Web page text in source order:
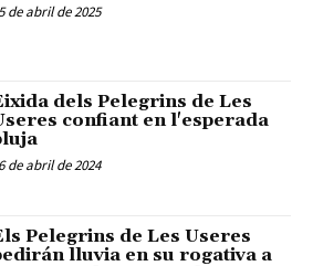
de abril de 2025
dels Pelegrins de Les
confiant en l'esperada
de abril de 2024
Pelegrins de Les Useres
lluvia en su rogativa a